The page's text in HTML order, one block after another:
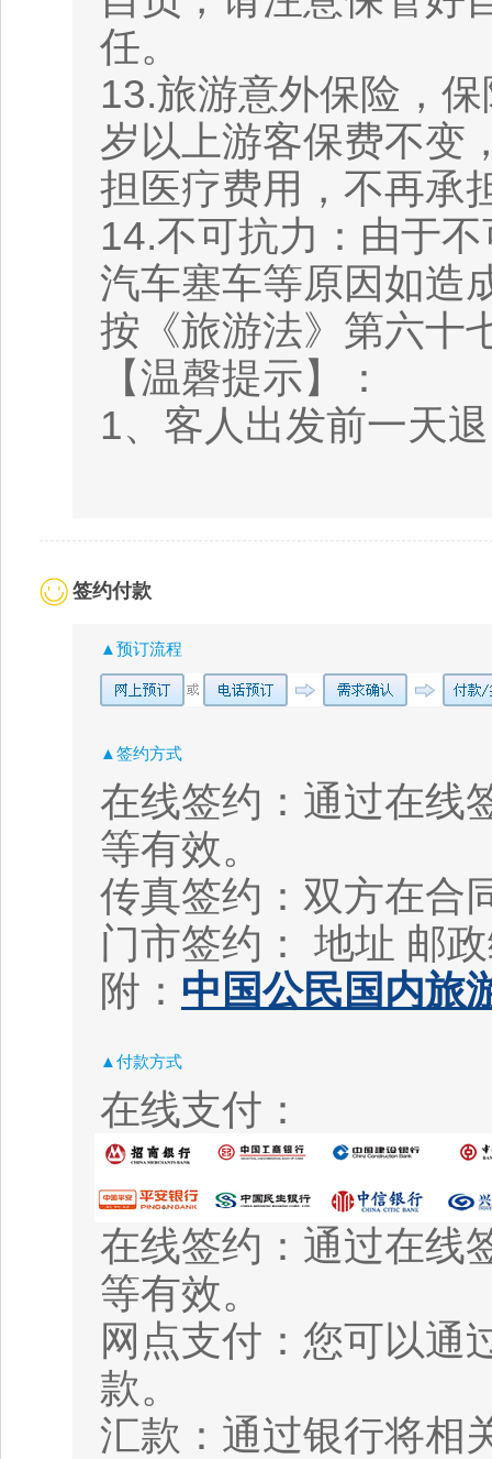
任。
13.旅游意外保险，
岁以上游客保费不变
担医疗费用，不再承
14.不可抗力：由于
汽车塞车等原因如造
按《旅游法》第六十
【温磬提示】：
1、客人出发前一天
签约付款
▲预订流程
▲签约方式
在线签约：通过在线
等有效。
传真签约：双方在合
门市签约： 地址 邮
附： 中国公民国内旅
▲付款方式
在线支付：
在线签约：通过在线
等有效。
网点支付：您可以通
款。
汇款：通过银行将相